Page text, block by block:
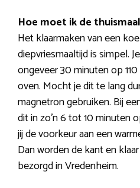
Hoe moet ik de
Het klaarmaken van een
diepvriesmaaltijd is simpel.
ongeveer 30 minuten op
oven. Mocht je dit te lang
magnetron gebruiken. Bij
dit in zo’n 6 tot 10 minuten
jij de voorkeur aan een
Dan worden de kant en
bezorgd in Vredenheim.